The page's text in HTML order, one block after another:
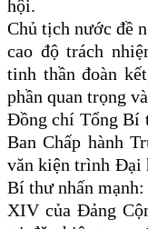
hội.
Chủ tịch nước đề
cao độ trách
tinh thần đoàn
phần quan trọng
Đồng chí Tổng Bí
Ban Chấp hành
văn kiện trình Đại
Bí thư nhấn
XIV của Đảng